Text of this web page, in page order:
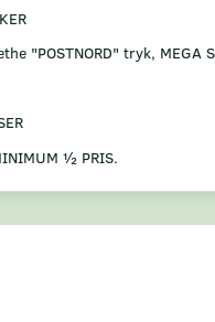
"POSTNORD" tryk, MEGA
½ PRIS.